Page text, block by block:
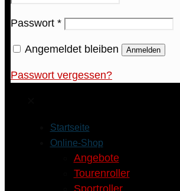
Passwort *
Angemeldet bleiben Anmelden
Passwort vergessen?
Startseite
Online-Shop
Angebote
Tourenroller
Sportroller